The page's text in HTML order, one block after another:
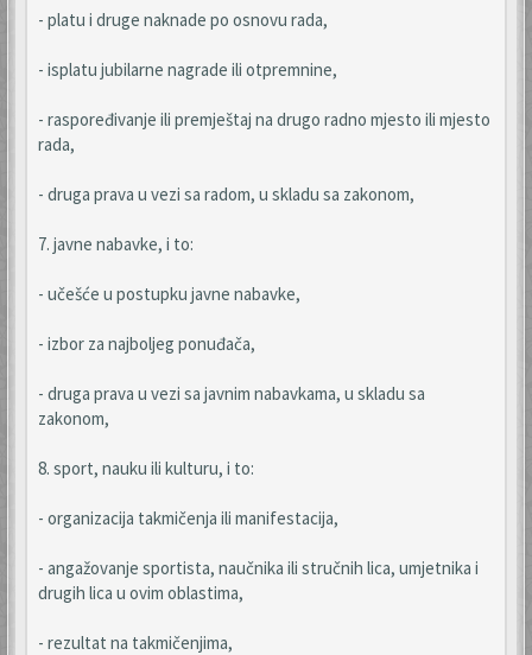
- platu i druge naknade po osnovu rada,
- isplatu jubilarne nagrade ili otpremnine,
- raspoređivanje ili premještaj na drugo radno mjesto ili mjesto
rada,
- druga prava u vezi sa radom, u skladu sa zakonom,
7. javne nabavke, i to:
- učešće u postupku javne nabavke,
- izbor za najboljeg ponuđača,
- druga prava u vezi sa javnim nabavkama, u skladu sa
zakonom,
8. sport, nauku ili kulturu, i to:
- organizacija takmičenja ili manifestacija,
- angažovanje sportista, naučnika ili stručnih lica, umjetnika i
drugih lica u ovim oblastima,
- rezultat na takmičenjima,